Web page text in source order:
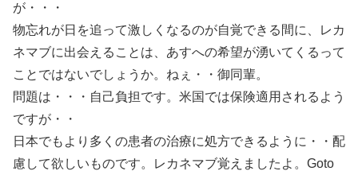
が・・・
物忘れが日を追って激しくなるのが自覚できる間に、レカ
ネマブに出会えることは、あすへの希望が湧いてくるって
ことではないでしょうか。ねぇ・・御同輩。
問題は・・・自己負担です。米国では保険適用されるよう
ですが・・
日本でもより多くの患者の治療に処方できるように・・配
慮して欲しいものです。レカネマブ覚えましたよ。Goto